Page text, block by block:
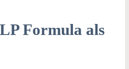
Formula als